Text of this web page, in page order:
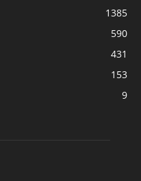
1385
590
431
153
9